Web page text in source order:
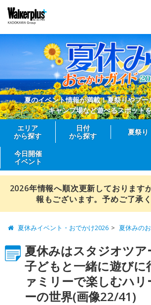
夏のイベント情報が満載！夏祭りやプ
キャンプ場など遊べるスポット
エリア
から探す
日付
から探す
夏祭り
今日開催
イベント
2026年情報へ順次更新しております
報もございます。予めご了承く
夏休みイベント・おでかけ2026 夏休みの
夏休みはスタジオツア
子どもと一緒に遊びに
ァミリーで楽しむハリ
ーの世界(画像22/41)